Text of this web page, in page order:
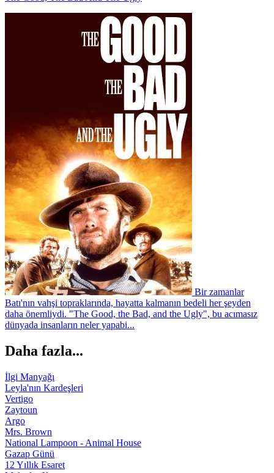
Bir zamanlar
Batı'nın vahşi topraklarında, hayatta kalmanın bedeli her şeyden
daha önemliydi. "The Good, the Bad, and the Ugly", bu acımasız
dünyada insanların neler yapabi...
Daha fazla...
İlgi Manyağı
Leyla'nın Kardeşleri
Vertigo
Zaytoun
Argo
Mrs. Brown
National Lampoon - Animal House
Gazap Günü
12 Yıllık Esaret